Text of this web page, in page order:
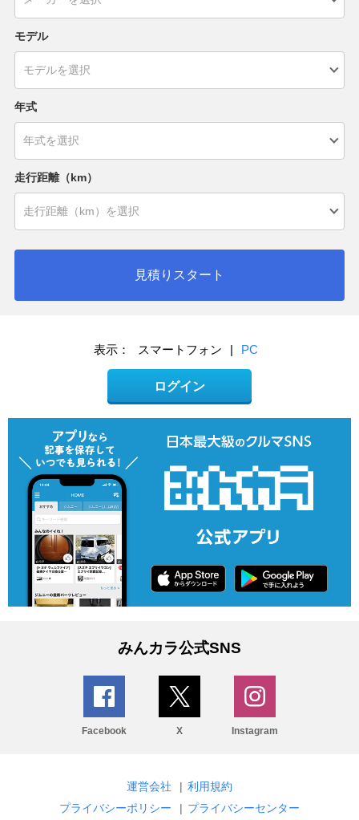
モデル
年式
走行距離（km）
見積りスタート
表示： スマートフォン | PC
ログイン
みんカラ公式SNS
Facebook X Instagram
運営会社 | 利用規約
プライバシーポリシー
| プライバシーセンター